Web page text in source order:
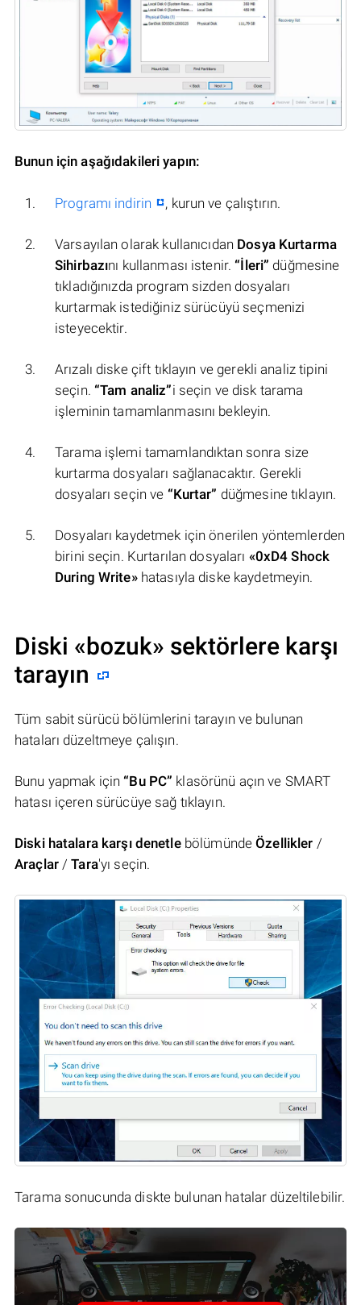
Bunun için aşağıdakileri yapın:
Programı indirin , kurun ve çalıştırın.
Varsayılan olarak kullanıcıdan Dosya Kurtarma
Sihirbazını kullanması istenir. “İleri” düğmesine
tıkladığınızda program sizden dosyaları
kurtarmak istediğiniz sürücüyü seçmenizi
isteyecektir.
Arızalı diske çift tıklayın ve gerekli analiz tipini
seçin. “Tam analiz”i seçin ve disk tarama
işleminin tamamlanmasını bekleyin.
Tarama işlemi tamamlandıktan sonra size
kurtarma dosyaları sağlanacaktır. Gerekli
dosyaları seçin ve “Kurtar” düğmesine tıklayın.
Dosyaları kaydetmek için önerilen yöntemlerden
birini seçin. Kurtarılan dosyaları «0xD4 Shock
During Write»hatasıyla diske kaydetmeyin.
Diski «bozuk» sektörlere karşı
tarayın
Tüm sabit sürücü bölümlerini tarayın ve bulunan
hataları düzeltmeye çalışın.
Bunu yapmak için “Bu PC” klasörünü açın ve SMART
hatası içeren sürücüye sağ tıklayın.
Diski hatalara karşı denetlebölümündeÖzellikler /
Araçlar/Tara'yı seçin.
Tarama sonucunda diskte bulunan hatalar düzeltilebilir.